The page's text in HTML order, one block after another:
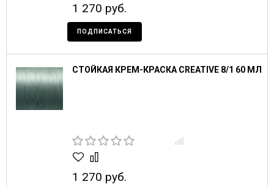
1 270 руб.
ПОДПИСАТЬСЯ
СТОЙКАЯ КРЕМ-КРАСКА CREATIVE 8/1 60 МЛ
1 270 руб.